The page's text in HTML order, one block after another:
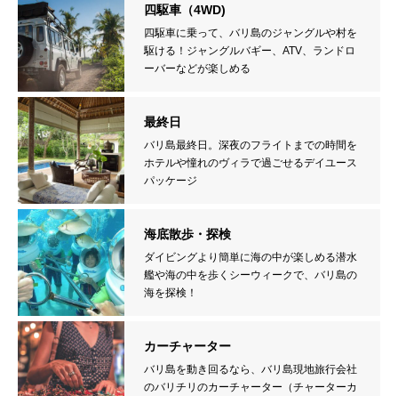
四駆車（4WD)
四駆車に乗って、バリ島のジャングルや村を
駆ける！ジャングルバギー、ATV、ランドロ
ーバーなどが楽しめる
最終日
バリ島最終日。深夜のフライトまでの時間を
ホテルや憧れのヴィラで過ごせるデイユース
パッケージ
海底散歩・探検
ダイビングより簡単に海の中が楽しめる潜水
艦や海の中を歩くシーウィークで、バリ島の
海を探検！
カーチャーター
バリ島を動き回るなら、バリ島現地旅行会社
のバリチリのカーチャーター（チャーターカ